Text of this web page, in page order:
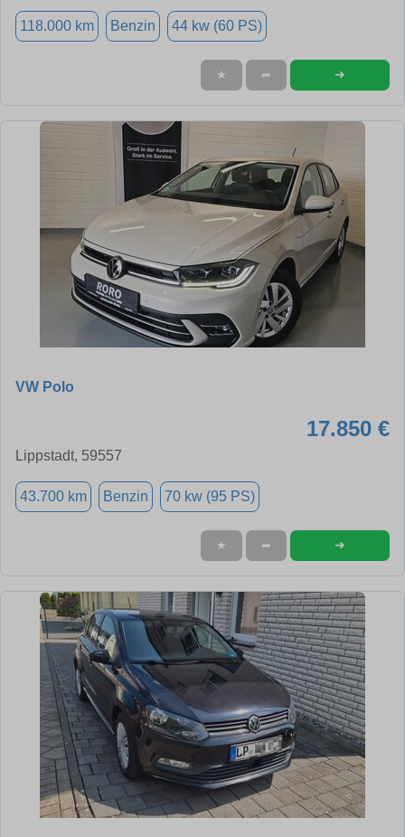
118.000 km Benzin 44 kw (60 PS)
★ ➦ ➜
VW Polo
17.850 €
Lippstadt, 59557
43.700 km Benzin 70 kw (95 PS)
★ ➦ ➜